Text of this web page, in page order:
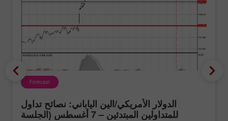
Forecast
الدولار الأمريكي/الين الياباني: نصائح تداول
للمتداولين المبتدئين – 7 أغسطس (الجلسة